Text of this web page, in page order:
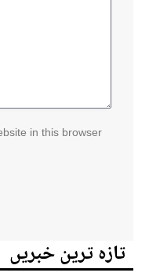
in this browser
تازہ ترین خبریں